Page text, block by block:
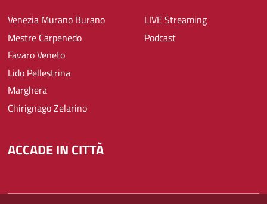
Venezia Murano Burano
Mestre Carpenedo
Favaro Veneto
Lido Pellestrina
Marghera
Chirignago Zelarino
LIVE Streaming
Podcast
ACCADE IN CITTÀ